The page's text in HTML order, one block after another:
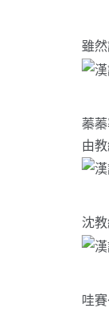
雖
蓁
由
沈
哇